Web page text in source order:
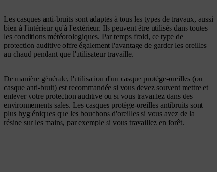
Les casques anti-bruits sont adaptés à tous les types de travaux, aussi
bien à l'intérieur qu'à l'extérieur. Ils peuvent être utilisés dans toutes
les conditions météorologiques. Par temps froid, ce type de
protection auditive offre également l'avantage de garder les oreilles
au chaud pendant que l'utilisateur travaille.
De manière générale, l'utilisation d'un casque protège-oreilles (ou
casque anti-bruit) est recommandée si vous devez souvent mettre et
enlever votre protection auditive ou si vous travaillez dans des
environnements sales. Les casques protège-oreilles antibruits sont
plus hygiéniques que les bouchons d'oreilles si vous avez de la
résine sur les mains, par exemple si vous travaillez en forêt.